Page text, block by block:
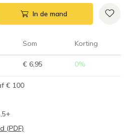
In de mand
Som Korting
€ 6,95 0%
€ 100
(PDF)